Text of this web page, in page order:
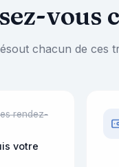
vous
chacun de ces
rendez-
votre